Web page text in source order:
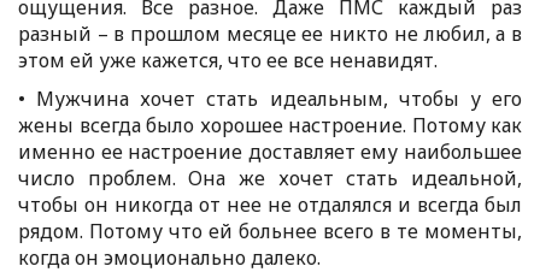
ощущения. Все разное. Даже ПМС каждый раз
разный – в прошлом месяце ее никто не любил, а в
этом ей уже кажется, что ее все ненавидят.
• Мужчина хочет стать идеальным, чтобы у его
жены всегда было хорошее настроение. Потому как
именно ее настроение доставляет ему наибольшее
число проблем. Она же хочет стать идеальной,
чтобы он никогда от нее не отдалялся и всегда был
рядом. Потому что ей больнее всего в те моменты,
когда он эмоционально далеко.